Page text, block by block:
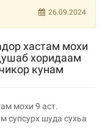
26.09.2024
хастам мохи
хоридаам
кунам
мохи 9 аст.
шуда сухьа